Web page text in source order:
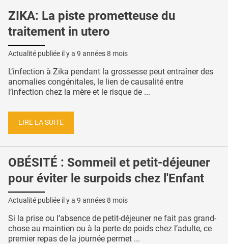
ZIKA: La piste prometteuse du
traitement in utero
Actualité publiée il y a 9 années 8 mois
L’infection à Zika pendant la grossesse peut entraîner des
anomalies congénitales, le lien de causalité entre
l’infection chez la mère et le risque de ...
LIRE LA SUITE
OBÉSITÉ : Sommeil et petit-déjeuner
pour éviter le surpoids chez l'Enfant
Actualité publiée il y a 9 années 8 mois
Si la prise ou l’absence de petit-déjeuner ne fait pas grand-
chose au maintien ou à la perte de poids chez l’adulte, ce
premier repas de la journée permet ...